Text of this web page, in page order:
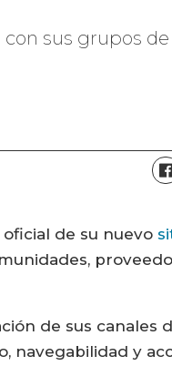
sus grupos
de su nuevo
de sus canales
navegabilidad y